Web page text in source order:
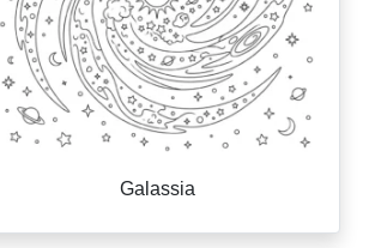
Galassia